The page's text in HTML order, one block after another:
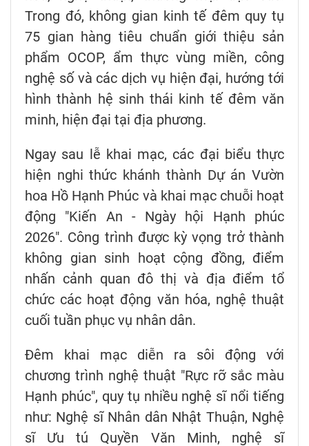
Trong đó, không gian kinh tế đêm quy tụ
75 gian hàng tiêu chuẩn giới thiệu sản
phẩm OCOP, ẩm thực vùng miền, công
nghệ số và các dịch vụ hiện đại, hướng tới
hình thành hệ sinh thái kinh tế đêm văn
minh, hiện đại tại địa phương.
Ngay sau lễ khai mạc, các đại biểu thực
hiện nghi thức khánh thành Dự án Vườn
hoa Hồ Hạnh Phúc và khai mạc chuỗi hoạt
động "Kiến An - Ngày hội Hạnh phúc
2026". Công trình được kỳ vọng trở thành
không gian sinh hoạt cộng đồng, điểm
nhấn cảnh quan đô thị và địa điểm tổ
chức các hoạt động văn hóa, nghệ thuật
cuối tuần phục vụ nhân dân.
Đêm khai mạc diễn ra sôi động với
chương trình nghệ thuật "Rực rỡ sắc màu
Hạnh phúc", quy tụ nhiều nghệ sĩ nổi tiếng
như: Nghệ sĩ Nhân dân Nhật Thuận, Nghệ
sĩ Ưu tú Quyền Văn Minh, nghệ sĩ